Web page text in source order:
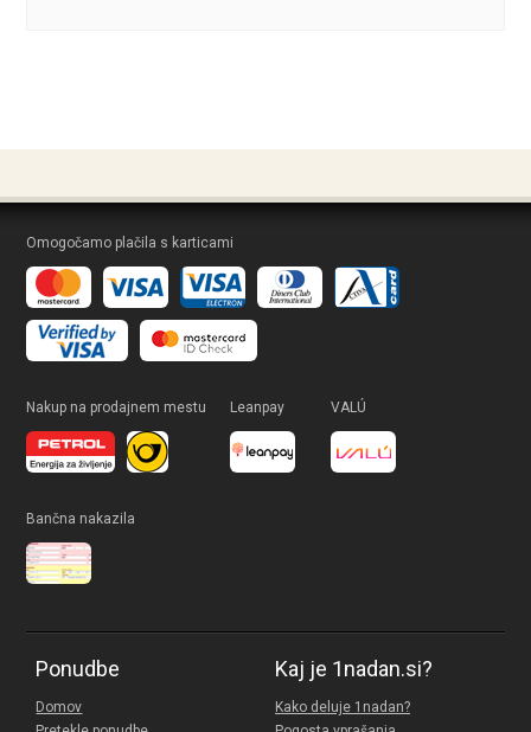
Omogočamo plačila s karticami
Nakup na prodajnem mestu Leanpay VALÚ
Bančna nakazila
Ponudbe
Domov
Kaj je 1nadan.si?
Kako deluje 1nadan?